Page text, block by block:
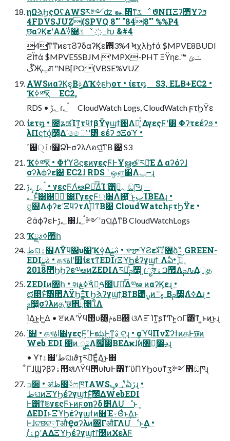
ηΩϡϦςΟʢAWSར༻ʣ ๛෋ͳػೳ ϑΝΠΞʔ΢Υʔϧ
4FDVSJUZ(SPVQ 8"' "848"' %%P4
֤छαʔϏεʹΑΔ؇࿨ػೳ ҉߸Խ &#4
4ͳͲͷετϨʔδαʔϏε΍3%4 ϞχλϦϯά $MPVE8BUDI
ϩΪϯά $MPVE5SBJM 'MPX-PHT ΞΫηεݖݶ *".
ڴҖݕग़ "NB[PO(VBSE%VUZ
AWSͷαʔϏε͔ΒݟΔҠߦϝϦοτ • ίετ໘ S3, ELB+EC2 •
Ҡߦ༰қ͞ EC2,
RDS • ؂ࢹɾ؂ࠪ CloudWatch Logs, CloudWatch ϝτϦΫε
ίετ໘ • ೔ʑಡΊͳ͍τϥϯβΫγϣϯ਺Λ๊͍͑ͯ ΔγεςϜʹ͸ Φʔτεέʔϧ •
λΠϛϯά͕෼͔͍ͬͯΔߴෛՙʹ͸ εέʔ ϧΞοϓ •
ߴ଱ٱੑɾ௿Ձ֨ͰσʔλΛอଘ͍ͨ͠ͳΒ ͹ S3
Ҡߦ༰қ͞ • ΦϯϓϨϛεͷγεςϜͰҰൠతʹར༻͞Ε Δ αʔόʔɺ
σʔλϕʔε͸ EC2ɺ RDS ʹ ஔ͖׵͑Λݕ౼ɻ
؂ࢹɾ؂ࠪ • γεςϜΛ҆ఆՔಇͤ͞ΔͨΊʹ͸؂ࢹ͕ඞཁɻ
؂ࠪͱͯ͠͸௕ظؒʹ౉ΓγεςϜূ੻Λ࢒͓ͯ͘͠ ͜ͱ͕ٻΊΒΕΔɻ •
ᮢ஋ΛϕʔεʹΞϥʔτΛڍ͍͛ͨͳΒ͹ CloudWatchϝτϦΫε •
ϩάϕʔεͰ؂ࢹ΍ɺ؂ࠪ༻ʹอଘ͢ΔͳΒ CloudWatchLogs
Ҡߦࣄྫ঺հ
طଘۀ຿ΛΫϥ΢υ΁Ҡߦ͢Δࣄྫ • খౡϓϨε޻ۀגࣜձ༷ࣾ GREEN-
EDIࣄྫ • தখاۀʹ௿ίετͳEDIɾΞϓϦέʔγϣϯ Λఏڙ͍ͨ͠ •
2018೥ϦϦʔε༧ఆͷZEDIΛར༻ͯ͠ࢧ෷ ͍ɾೖۚফࠐۀ຿Λࢧԉ͢Δ࣮ূத
ZEDIͷ঺հ • શࠃۜߦڠձ͕ࠓ೥Մಈͤ͞Δ༧ఆ ͷαʔϏεɻ •
ಛ௃ͱͯ͠͸৚݅ΛΫϦΞͨ͠ι Ϧϡʔγϣϯ͔ΒͳΒ͹࣮ࡍͷޱ࠲ ͔Βࢧ෷͍Λߦ͑Δɻ •
ࢧ෷͍σʔλͷதʹ֤छ঎ྲྀ৘ใΛ
ؚΊΔ͜ͱ͕Ͱ͖Δ • ੲͷΑ͏ʹΫϥ΢υ͸ةݥ͔ͩΒ઀ ଓΛೝΊͳ͍ʂͳͲͱ͍͏റΓ͸ͳ ͍ͱͷ͜ͱɻ
՝୊ • தখاۀ͸γεςϜ͕ߴֹͰಋೖͰ͖ͳ͍ࣄ͕ ଟ͍ɻ • αϓϥΠνΣʔϯͷதͰ֤छͷ
Web EDI ΁ͷ ೖྗΛٛ຿෇͚ΒΕΔҝɺࣗࣾͷ৘ใ͕෼ࢄɻ
• Ұ෦ۀ຿ʹطଘιϑτ͕ར༻͞Ε͍ͯΔ͜ͱ΋
͋ΓɺϢʔβʔۀ຿શͯΛΫϥ΢υԽͰ͸ͳ͘ ϋΠϒϦουͳӡ༻΋ඞཁɻ
ߏ੒ • ॳظ౤ࢿෆཁͳAWS؀ڥʹͯఏڙɻ •
طଘͷΞϓϦέʔγϣϯͱͯ͠׬͍݁ͯ͠ΔWebEDI
Ͱ͸ͳ͘ଞγεςϜͱͷϝοηʔδަ׵ΛՄೳͱ͢
ΔEDIͱΞϓϦέʔγϣϯͷ૊Έ߹Θͤͱ͢Δ͜ͱ
Ͱɺଟछଟ༷ͳऔҾσʔλͷ΍ΓऔΓΛՄೳͱ͢Δ •
֤ࣾɾۀքʹΑΔΞϓϦέʔγϣϯ෦෼ͷΧελϜ